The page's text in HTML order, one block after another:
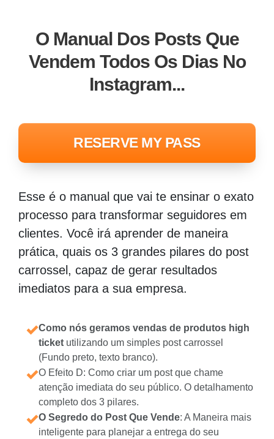
O Manual Dos Posts Que
Vendem Todos Os Dias No
Instagram...
RESERVE MY PASS
Esse é o manual que vai te ensinar o exato
processo para transformar seguidores em
clientes. Você irá aprender de maneira
prática, quais os 3 grandes pilares do post
carrossel, capaz de gerar resultados
imediatos para a sua empresa.
Como nós geramos vendas de produtos high
ticket utilizando um simples post carrossel
(Fundo preto, texto branco).
O Efeito D: Como criar um post que chame
atenção imediata do seu público. O detalhamento
completo dos 3 pilares.
O Segredo do Post Que Vende: A Maneira mais
inteligente para planejar a entrega do seu